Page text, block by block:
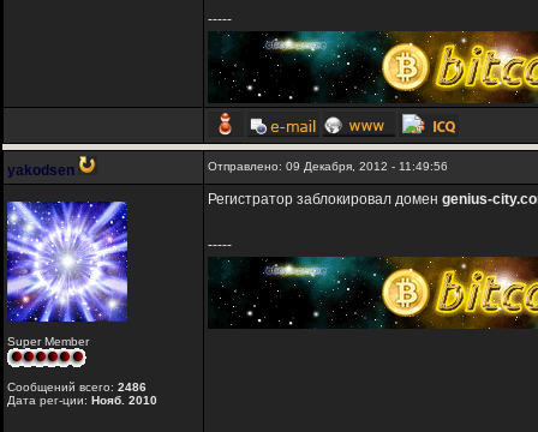
-----
yakodsen Отправлено: 09 Декабря, 2012 - 11:49:56
Super Member
Сообщений всего: 2486
Дата рег-ции: Нояб. 2010
Регистратор заблокировал домен genius-
-----